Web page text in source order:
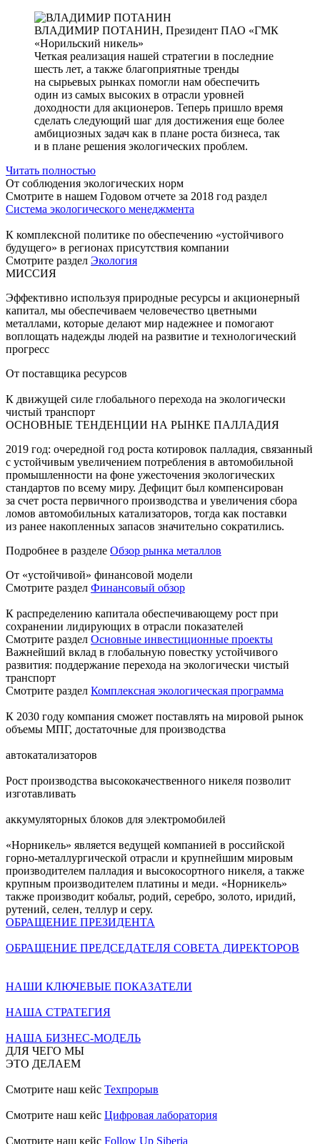
ВЛАДИМИР ПОТАНИН, Президент ПАО «ГМК
«Норильский никель»
Четкая реализация нашей стратегии в последние
шесть лет, а также благоприятные тренды
на сырьевых рынках помогли нам обеспечить
один из самых высоких в отрасли уровней
доходности для акционеров. Теперь пришло время
сделать следующий шаг для достижения еще более
амбициозных задач как в плане роста бизнеса, так
и в плане решения экологических проблем.
Читать полностью
От соблюдения экологических норм
Смотрите в нашем Годовом отчете за 2018 год раздел
Система экологического менеджмента
К комплексной политике по обеспечению «устойчивого
будущего» в регионах присутствия компании
Смотрите раздел Экология
МИССИЯ
Эффективно используя природные ресурсы и акционерный
капитал, мы обеспечиваем человечество цветными
металлами, которые делают мир надежнее и помогают
воплощать надежды людей на развитие и технологический
прогресс
От поставщика ресурсов
К движущей силе глобального перехода на экологически
чистый транспорт
ОСНОВНЫЕ ТЕНДЕНЦИИ НА РЫНКЕ ПАЛЛАДИЯ
2019 год: очередной год роста котировок палладия, связанный
с устойчивым увеличением потребления в автомобильной
промышленности на фоне ужесточения экологических
стандартов по всему миру. Дефицит был компенсирован
за счет роста первичного производства и увеличения сбора
ломов автомобильных катализаторов, тогда как поставки
из ранее накопленных запасов значительно сократились.
Подробнее в разделе Обзор рынка металлов
От «устойчивой» финансовой модели
Смотрите раздел Финансовый обзор
К распределению капитала обеспечивающему рост при
сохранении лидирующих в отрасли показателей
Смотрите раздел Основные инвестиционные проекты
Важнейший вклад в глобальную повестку устойчивого
развития: поддержание перехода на экологически чистый
транспорт
Смотрите раздел Комплексная экологическая программа
К 2030 году компания сможет поставлять на мировой рынок
объемы МПГ, достаточные для производства
автокатализаторов
Рост производства высококачественного никеля позволит
изготавливать
аккумуляторных блоков для электромобилей
«Норникель» является ведущей компанией в российской
горно-металлургической отрасли и крупнейшим мировым
производителем палладия и высокосортного никеля, а также
крупным производителем платины и меди. «Норникель»
также производит кобальт, родий, серебро, золото, иридий,
рутений, селен, теллур и серу.
ОБРАЩЕНИЕ ПРЕЗИДЕНТА
ОБРАЩЕНИЕ ПРЕДСЕДАТЕЛЯ СОВЕТА ДИРЕКТОРОВ
НАШИ КЛЮЧЕВЫЕ ПОКАЗАТЕЛИ
НАША СТРАТЕГИЯ
НАША БИЗНЕС-МОДЕЛЬ
ДЛЯ ЧЕГО МЫ
ЭТО ДЕЛАЕМ
Смотрите наш кейс Техпрорыв
Смотрите наш кейс Цифровая лаборатория
Смотрите наш кейс Follow Up Siberia